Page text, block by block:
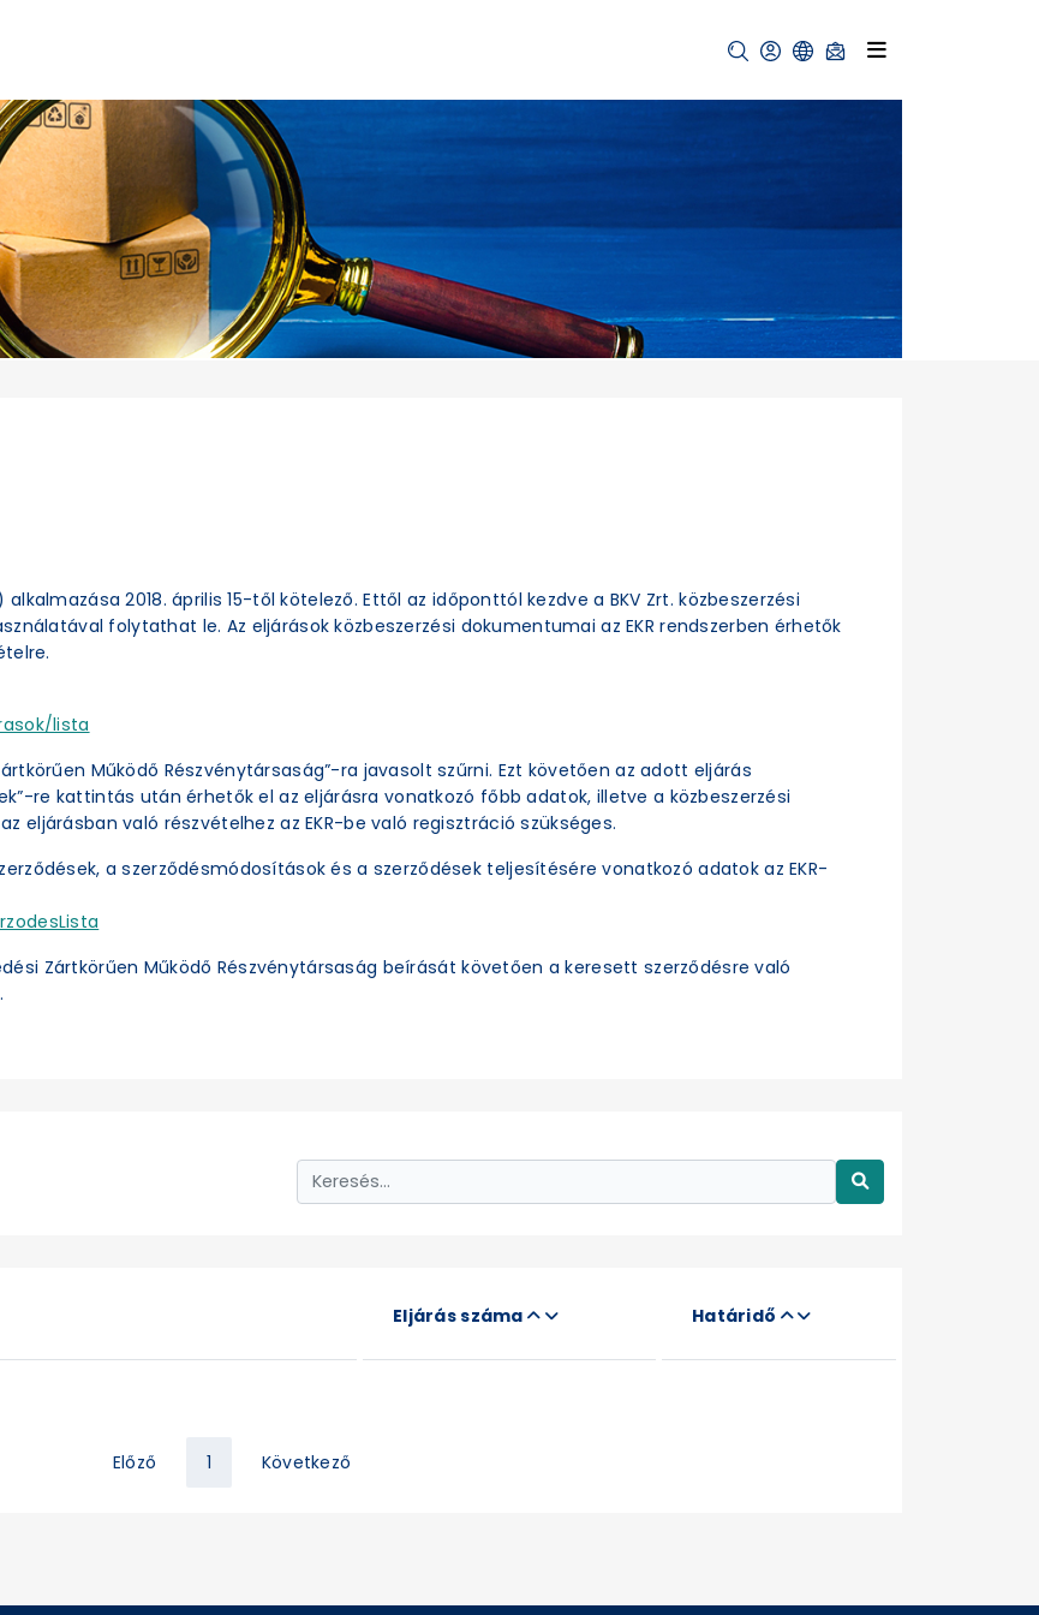
alkalmazása 2018. április 15-től kötelező. Ettől az időponttól kezdve a BKV Zrt. közbeszerzési
folytathat le. Az eljárások közbeszerzési dokumentumai az EKR rendszerben érhetők
lista
Működő Részvénytársaság”-ra javasolt szűrni. Ezt követően az adott eljárás
re kattintás után érhetők el az eljárásra vonatkozó főbb adatok, illetve a közbeszerzési
eljárásban való részvételhez az EKR-be való regisztráció szükséges.
a szerződésmódosítások és a szerződések teljesítésére vonatkozó adatok az EKR-
Zártkörűen Működő Részvénytársaság beírását követően a keresett szerződésre való
Eljárás száma Határidő
Előző 1 Következő